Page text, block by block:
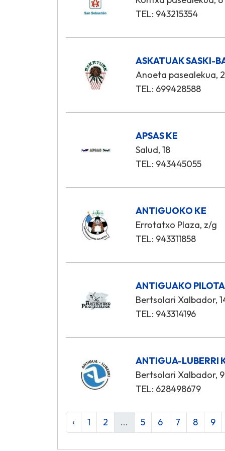
TEL: 943215354
ASKATUAK SASKI-
Anoeta pasealekua,
TEL: 699428588
APSAS KE
Salud, 18
TEL: 943445055
ANTIGUOKO KE
Errotatxo Plaza, z/g
TEL: 943311858
ANTIGUAKO
Bertsolari Xalbador,
TEL: 943314196
ANTIGUA-LUBERRI
Bertsolari Xalbador, 9
TEL: 628498679
‹ 1 2 ... 5 6 7 8 9